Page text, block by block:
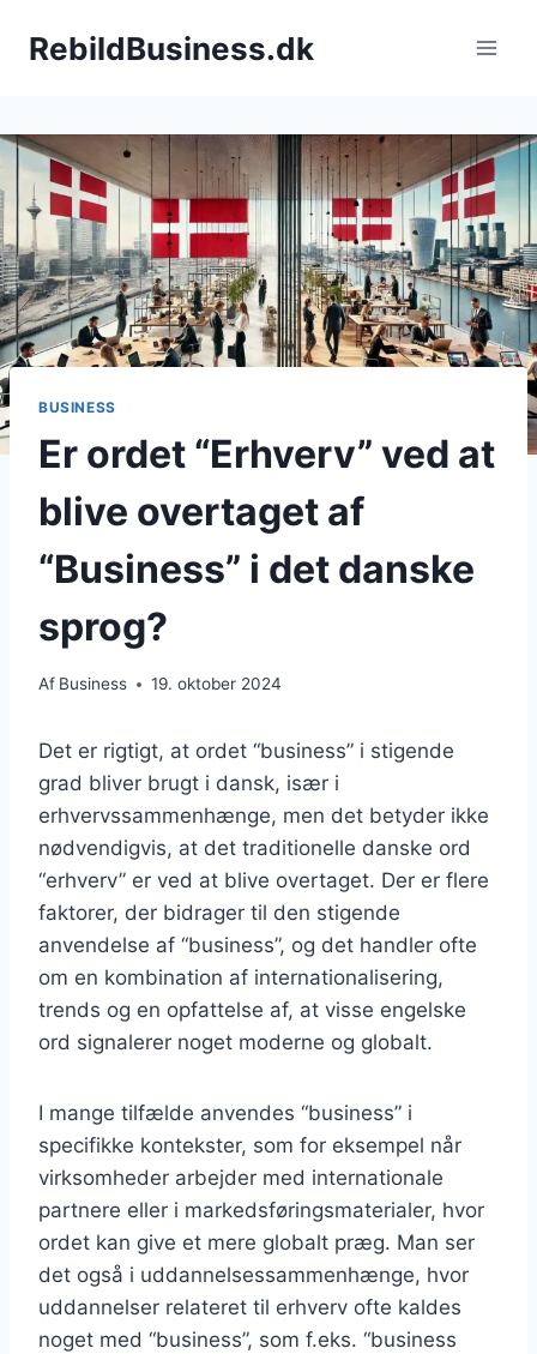
RebildBusiness.dk
BUSINESS
Er ordet “Erhverv” ved at
blive overtaget af
“Business” i det danske
sprog?
Af Business 19. oktober 2024
Det er rigtigt, at ordet “business” i stigende
grad bliver brugt i dansk, især i
erhvervssammenhænge, men det betyder ikke
nødvendigvis, at det traditionelle danske ord
“erhverv” er ved at blive overtaget. Der er flere
faktorer, der bidrager til den stigende
anvendelse af “business”, og det handler ofte
om en kombination af internationalisering,
trends og en opfattelse af, at visse engelske
ord signalerer noget moderne og globalt.
I mange tilfælde anvendes “business” i
specifikke kontekster, som for eksempel når
virksomheder arbejder med internationale
partnere eller i markedsføringsmaterialer, hvor
ordet kan give et mere globalt præg. Man ser
det også i uddannelsessammenhænge, hvor
uddannelser relateret til erhverv ofte kaldes
noget med “business”, som f.eks. “business